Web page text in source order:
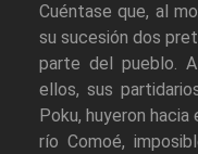
Cuéntase que, al
su sucesión dos
parte del pueblo.
ellos, sus
Poku, huyeron
río Comoé,